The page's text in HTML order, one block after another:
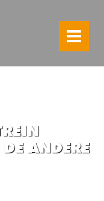
ANDERE